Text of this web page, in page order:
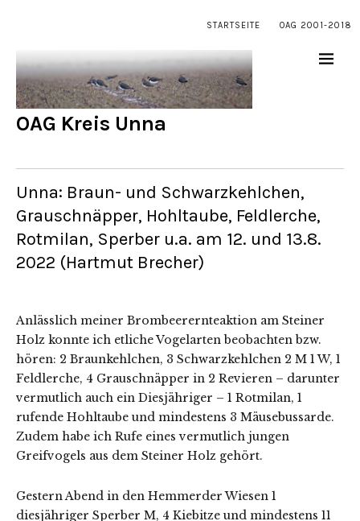
STARTSEITE OAG 2001-2018
OAG Kreis Unna
Unna: Braun- und Schwarzkehlchen,
Grauschnäpper, Hohltaube, Feldlerche,
Rotmilan, Sperber u.a. am 12. und 13.8.
2022 (Hartmut Brecher)
Anlässlich meiner Brombeerernteaktion am Steiner
Holz konnte ich etliche Vogelarten beobachten bzw.
hören: 2 Braunkehlchen, 3 Schwarzkehlchen 2 M 1 W, 1
Feldlerche, 4 Grauschnäpper in 2 Revieren – darunter
vermutlich auch ein Diesjähriger – 1 Rotmilan, 1
rufende Hohltaube und mindestens 3 Mäusebussarde.
Zudem habe ich Rufe eines vermutlich jungen
Greifvogels aus dem Steiner Holz gehört.
Gestern Abend in den Hemmerder Wiesen 1
diesjähriger Sperber M, 4 Kiebitze und mindestens 11